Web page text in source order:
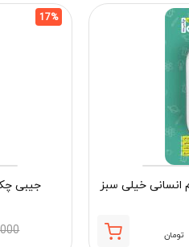
انسانی خیلی سبز
تومان
17%
جیبی